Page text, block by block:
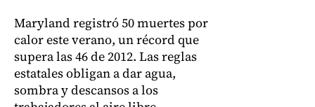
Maryland registró 50 muertes por
calor este verano, un récord que
supera las 46 de 2012. Las reglas
estatales obligan a dar agua,
sombra y descansos a los